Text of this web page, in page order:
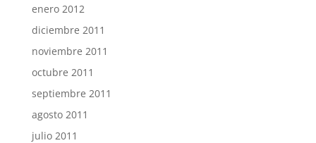
enero 2012
diciembre 2011
noviembre 2011
octubre 2011
septiembre 2011
agosto 2011
julio 2011